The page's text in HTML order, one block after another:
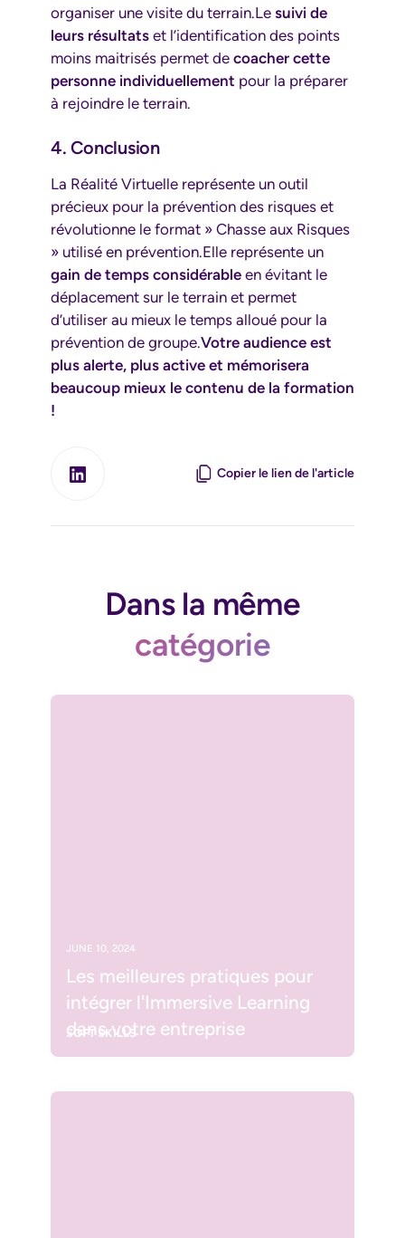
organiser une visite du terrain.Le suivi de
leurs résultats et l’identification des points
moins maitrisés permet de coacher cette
personne individuellement pour la préparer
à rejoindre le terrain.
4. Conclusion
La Réalité Virtuelle représente un outil
précieux pour la prévention des risques et
révolutionne le format » Chasse aux Risques
» utilisé en prévention.Elle représente un
gain de temps considérable en évitant le
déplacement sur le terrain et permet
d’utiliser au mieux le temps alloué pour la
prévention de groupe.Votre audience est
plus alerte, plus active et mémorisera
beaucoup mieux le contenu de la formation
!
Copier le lien de l'article
Dans la même
catégorie
JUNE 10, 2024
Les meilleures pratiques pour
intégrer l'Immersive Learning
dans votre entreprise
SOFT SKILLS